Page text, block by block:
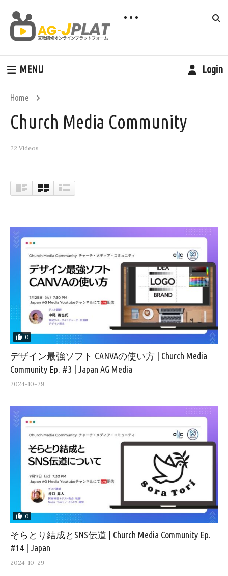
MENU Login
Home
Church Media Community
22 Videos
0
デザイン最強ソフト CANVAの使い方 | Church Media
Community Ep. #3 | Japan AG Media
2024-10-29
0
そらとり結成とSNS伝道 | Church Media Community Ep.
#14 | Japan
2024-10-29